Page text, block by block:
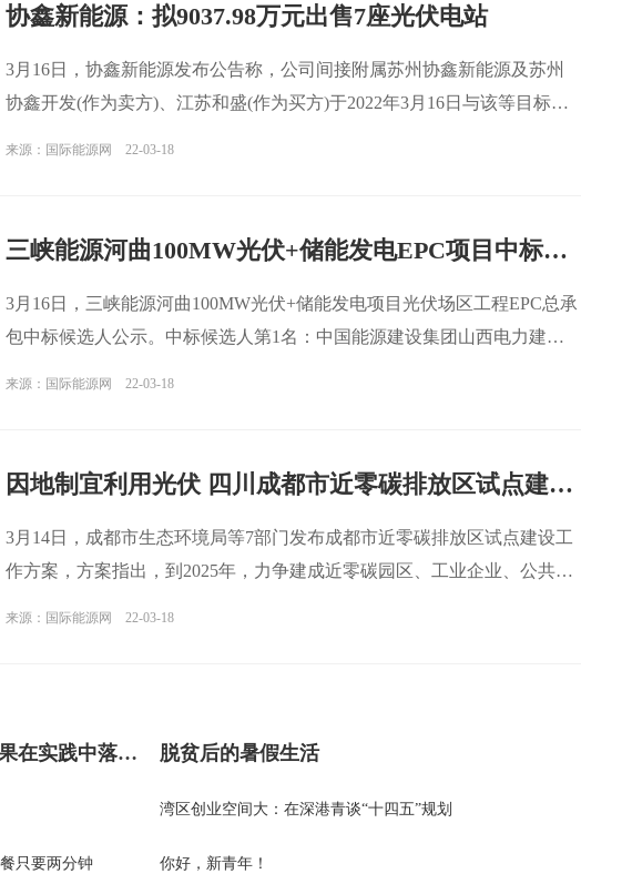
协鑫新能源：拟9037.98万元出售7座光伏电站
3月16日，协鑫新能源发布公告称，公司间接附属苏州协鑫新能源及苏州
协鑫开发(作为卖方)、江苏和盛(作为买方)于2022年3月16日与该等目标公
来源：国际能源网 22-03-18
三峡能源河曲100MW光伏+储能发电EPC项目中标候选人公示
3月16日，三峡能源河曲100MW光伏+储能发电项目光伏场区工程EPC总承
包中标候选人公示。中标候选人第1名：中国能源建设集团山西电力建设
来源：国际能源网 22-03-18
因地制宜利用光伏 四川成都市近零碳排放区试点建设工作方案发布
3月14日，成都市生态环境局等7部门发布成都市近零碳排放区试点建设工
作方案，方案指出，到2025年，力争建成近零碳园区、工业企业、公共机
来源：国际能源网 22-03-18
脱贫后的暑假生活
湾区创业空间大：在深港青谈“十四五”规划
你好，新青年！
桂林电子科技大学：让科技成果在实践中落地生根
只要两分钟